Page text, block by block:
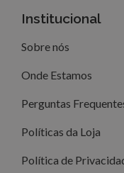
Institucional
Sobre nós
Onde Estamos
Perguntas
Políticas da Loja
Política de